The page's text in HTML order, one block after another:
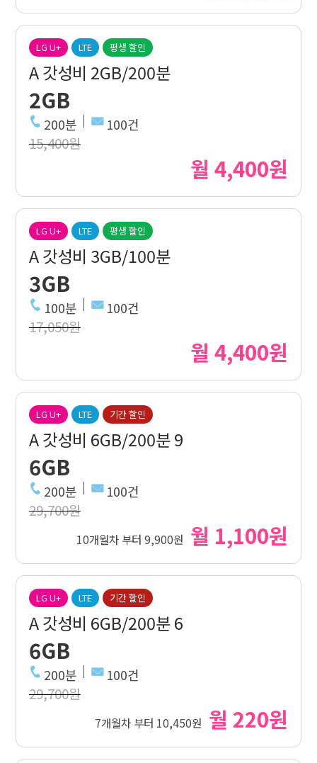
LG U+ LTE 평생 할인
A 갓성비 2GB/200분
2GB
200분 100건
15,400원
월 4,400원
LG U+ LTE 평생 할인
A 갓성비 3GB/100분
3GB
100분 100건
17,050원
월 4,400원
LG U+ LTE 기간 할인
A 갓성비 6GB/200분 9
6GB
200분 100건
29,700원
10개월차 부터 9,900원 월 1,100원
LG U+ LTE 기간 할인
A 갓성비 6GB/200분 6
6GB
200분 100건
29,700원
7개월차 부터 10,450원 월 220원